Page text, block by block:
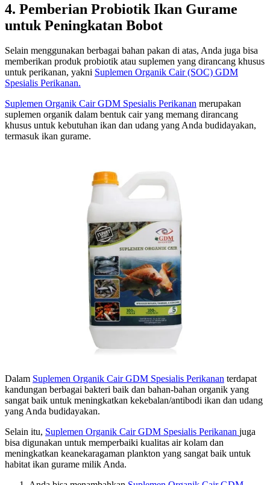
4. Pemberian Probiotik Ikan Gurame
untuk Peningkatan Bobot
Selain menggunakan berbagai bahan pakan di atas, Anda juga bisa
memberikan produk probiotik atau suplemen yang dirancang khusus
untuk perikanan, yakni Suplemen Organik Cair (SOC) GDM
Spesialis Perikanan.
Suplemen Organik Cair GDM Spesialis Perikanan merupakan
suplemen organik dalam bentuk cair yang memang dirancang
khusus untuk kebutuhan ikan dan udang yang Anda budidayakan,
termasuk ikan gurame.
Dalam Suplemen Organik Cair GDM Spesialis Perikanan terdapat
kandungan berbagai bakteri baik dan bahan-bahan organik yang
sangat baik untuk meningkatkan kekebalan/antibodi ikan dan udang
yang Anda budidayakan.
Selain itu, Suplemen Organik Cair GDM Spesialis Perikanan juga
bisa digunakan untuk memperbaiki kualitas air kolam dan
meningkatkan keanekaragaman plankton yang sangat baik untuk
habitat ikan gurame milik Anda.